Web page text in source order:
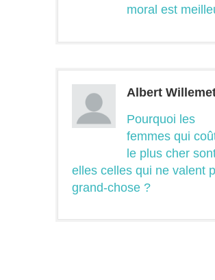
moral est
Albert
Pourquoi les
femmes qui
le plus cher
elles celles qui ne valent
grand-chose ?